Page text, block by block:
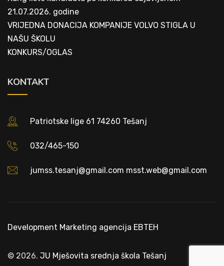
21.07.2026. godine
VRIJEDNA DONACIJA KOMPANIJE VOLVO STIGLA U
NAŠU ŠKOLU
KONKURS/OGLAS
KONTAKT
Patriotske lige 61 74260 Tešanj
032/465-150
jumss.tesanj@gmail.com msst.web@gmail.com
© 2026. JU Mješovita srednja škola Tešanj
Development Marketing agencija EBTEH